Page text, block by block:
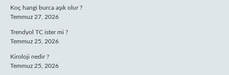
Koç hangi burca aşık olur ?
Temmuz 27, 2026
Trendyol TC ister mi ?
Temmuz 25, 2026
Kiroloji nedir ?
Temmuz 25, 2026